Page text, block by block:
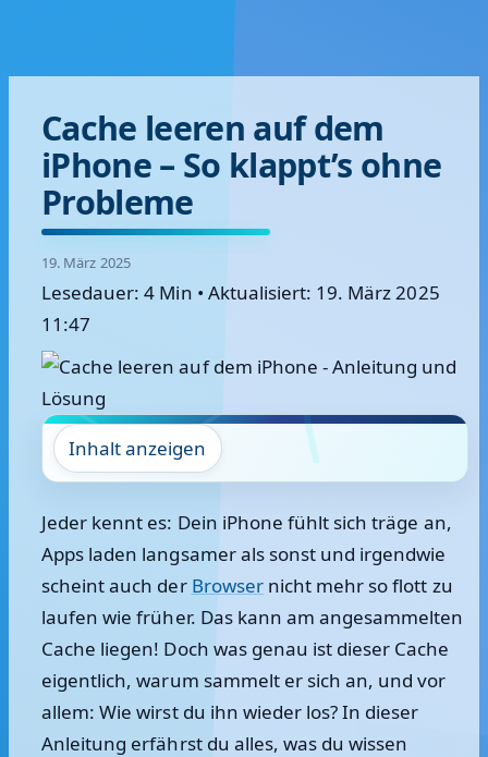
Cache leeren auf dem
iPhone – So klappt’s ohne
Probleme
19. März 2025
Lesedauer: 4 Min • Aktualisiert: 19. März 2025
11:47
Inhalt anzeigen
Jeder kennt es: Dein iPhone fühlt sich träge an,
Apps laden langsamer als sonst und irgendwie
scheint auch der Browsernicht mehr so flott zu
laufen wie früher. Das kann am angesammelten
Cache liegen! Doch was genau ist dieser Cache
eigentlich, warum sammelt er sich an, und vor
allem: Wie wirst du ihn wieder los? In dieser
Anleitung erfährst du alles, was du wissen